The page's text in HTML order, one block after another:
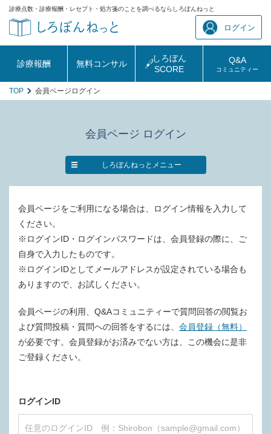
診療点数・診療報酬・レセプト・処方箋のことを調べるならしろぼんねっと
ログイン
診療報酬 無料コンサル
しろぼん
SCORE
Q&A
コミュニティー
TOP 会員ページログイン
会員ページ ログイン
しろぼんねっとメニュー
会員ページをご利用になる場合は、ログイン情報を入力して
ください。
※ログインID・ログインパスワードは、会員登録の際に、ご
自身で入力したものです。
※ログインIDとしてメールアドレスが設定されている場合も
ありますので、お試しください。
会員ページの利用、Q&Aコミュニティーで質問回答の閲覧お
よび質問投稿・質問への回答をするには、 会員登録（無料）
が必要です。会員登録がお済みでない方は、この機会に是非
ご登録ください。
ログインID